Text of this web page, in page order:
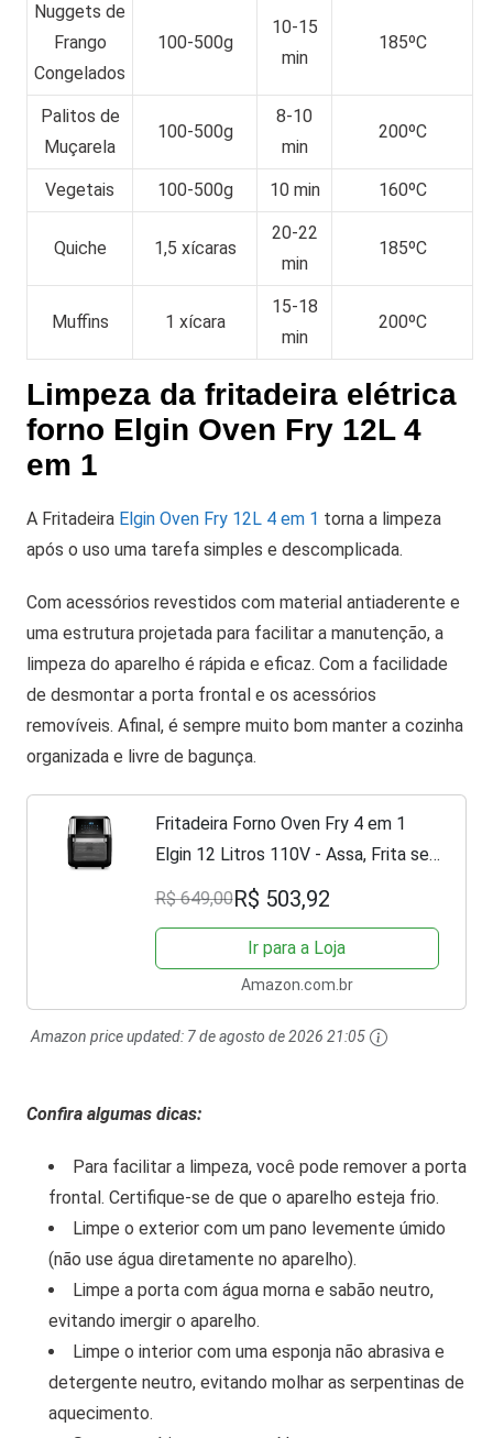
Nuggets de
Frango
Congelados
100-500g
10-15
min
185ºC
Palitos de
Muçarela
100-500g
8-10
min
200ºC
Vegetais 100-500g 10 min 160ºC
Quiche 1,5 xícaras
20-22
min
185ºC
Muffins 1 xícara
15-18
min
200ºC
Limpeza da fritadeira elétrica
forno Elgin Oven Fry 12L 4
em 1
A Fritadeira Elgin Oven Fry 12L 4 em 1 torna a limpeza
após o uso uma tarefa simples e descomplicada.
Com acessórios revestidos com material antiaderente e
uma estrutura projetada para facilitar a manutenção, a
limpeza do aparelho é rápida e eficaz. Com a facilidade
de desmontar a porta frontal e os acessórios
removíveis. Afinal, é sempre muito bom manter a cozinha
organizada e livre de bagunça.
Fritadeira Forno Oven Fry 4 em 1
Elgin 12 Litros 110V - Assa, Frita sem
óleo, Desidrata e Reaquece Airfryer
R$ 649,00R$ 503,92
Ir para a Loja
Amazon.com.br
Amazon price updated: 7 de agosto de 2026 21:05
Confira algumas dicas:
Para facilitar a limpeza, você pode remover a porta
frontal. Certifique-se de que o aparelho esteja frio.
Limpe o exterior com um pano levemente úmido
(não use água diretamente no aparelho).
Limpe a porta com água morna e sabão neutro,
evitando imergir o aparelho.
Limpe o interior com uma esponja não abrasiva e
detergente neutro, evitando molhar as serpentinas de
aquecimento.